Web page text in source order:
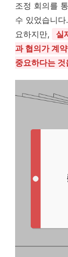
조정 회의를
수 있었습니
요하지만,
실
과 협의가 계
중요하다는